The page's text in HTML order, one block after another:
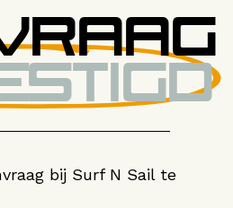
bij Surf N Sail te